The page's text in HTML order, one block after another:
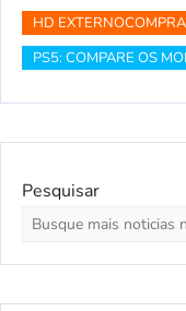
HD
PS5: COMPARE OS
Pesquisar